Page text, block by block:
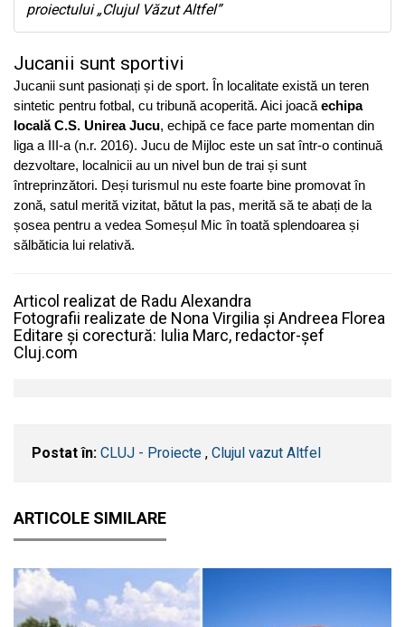
proiectului „Clujul Văzut Altfel”
Jucanii sunt sportivi
Jucanii sunt pasionați și de sport. În localitate există un teren
sintetic pentru fotbal, cu tribună acoperită. Aici joacă echipa
locală C.S. Unirea Jucu, echipă ce face parte momentan din
liga a III-a (n.r. 2016). Jucu de Mijloc este un sat într-o continuă
dezvoltare, localnicii au un nivel bun de trai și sunt
întreprinzători. Deși turismul nu este foarte bine promovat în
zonă, satul merită vizitat, bătut la pas, merită să te abați de la
șosea pentru a vedea Someșul Mic în toată splendoarea și
sălbăticia lui relativă.
Articol realizat de Radu Alexandra
Fotografii realizate de Nona Virgilia și Andreea Florea
Editare și corectură: Iulia Marc, redactor-șef
Cluj.com
Postat în: CLUJ - Proiecte , Clujul vazut Altfel
ARTICOLE SIMILARE